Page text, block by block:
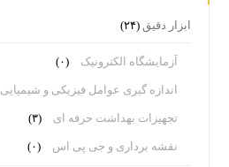
ابزار دقیق (۲۴)
آزمایشگاه الکترونیک (۰)
اندازه گیری عوامل فیزیکی و شیمیایی
تجهیزات بهداشت حرفه ای (۳)
نقشه برداری و جی پی اس (۰)